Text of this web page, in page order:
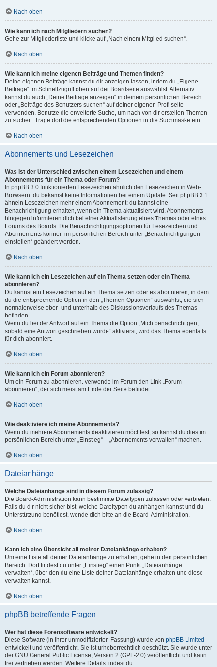
Nach oben
Wie kann ich nach Mitgliedern suchen?
Gehe zur Mitgliederliste und klicke auf „Nach einem Mitglied suchen“.
Nach oben
Wie kann ich meine eigenen Beiträge und Themen finden?
Deine eigenen Beiträge kannst du dir anzeigen lassen, indem du „Eigene
Beiträge“ im Schnellzugriff oben auf der Boardseite auswählst. Alternativ
kannst du auch „Deine Beiträge anzeigen“ in deinem persönlichen Bereich
oder „Beiträge des Benutzers suchen“ auf deiner eigenen Profilseite
verwenden. Benutze die erweiterte Suche, um nach von dir erstellen Themen
zu suchen. Trage dort die entsprechenden Optionen in die Suchmaske ein.
Nach oben
Abonnements und Lesezeichen
Was ist der Unterschied zwischen einem Lesezeichen und einem
Abonnements für ein Thema oder Forum?
In phpBB 3.0 funktionierten Lesezeichen ähnlich den Lesezeichen in Web-
Browsern: du bekamst keine Informationen bei einem Update. Seit phpBB 3.1
ähneln Lesezeichen mehr einem Abonnement: du kannst eine
Benachrichtigung erhalten, wenn ein Thema aktualisiert wird. Abonnements
hingegen informieren dich bei einer Aktualisierung eines Themas oder eines
Forums des Boards. Die Benachrichtigungsoptionen für Lesezeichen und
Abonnements können im persönlichen Bereich unter „Benachrichtigungen
einstellen“ geändert werden.
Nach oben
Wie kann ich ein Lesezeichen auf ein Thema setzen oder ein Thema
abonnieren?
Du kannst ein Lesezeichen auf ein Thema setzen oder es abonnieren, in dem
du die entsprechende Option in den „Themen-Optionen“ auswählst, die sich
normalerweise ober- und unterhalb des Diskussionsverlaufs des Themas
befinden.
Wenn du bei der Antwort auf ein Thema die Option „Mich benachrichtigen,
sobald eine Antwort geschrieben wurde“ aktivierst, wird das Thema ebenfalls
für dich abonniert.
Nach oben
Wie kann ich ein Forum abonnieren?
Um ein Forum zu abonnieren, verwende im Forum den Link „Forum
abonnieren“, der sich meist am Ende der Seite befindet.
Nach oben
Wie deaktiviere ich meine Abonnements?
Wenn du mehrere Abonnements deaktivieren möchtest, so kannst du dies im
persönlichen Bereich unter „Einstieg“ – „Abonnements verwalten“ machen.
Nach oben
Dateianhänge
Welche Dateianhänge sind in diesem Forum zulässig?
Die Board-Administration kann bestimmte Dateitypen zulassen oder verbieten.
Falls du dir nicht sicher bist, welche Dateitypen du anhängen kannst und du
Unterstützung benötigst, wende dich bitte an die Board-Administration.
Nach oben
Kann ich eine Übersicht all meiner Dateianhänge erhalten?
Um eine Liste all deiner Dateianhänge zu erhalten, gehe in den persönlichen
Bereich. Dort findest du unter „Einstieg“ einen Punkt „Dateianhänge
verwalten“, über den du eine Liste deiner Dateianhänge erhalten und diese
verwalten kannst.
Nach oben
phpBB betreffende Fragen
Wer hat diese Forensoftware entwickelt?
Diese Software (in ihrer unmodifizierten Fassung) wurde von phpBB Limited
entwickelt und veröffentlicht. Sie ist urheberrechtlich geschützt. Sie wurde unter
der GNU General Public License, Version 2 (GPL-2.0) veröffentlicht und kann
frei vertrieben werden. Weitere Details findest du